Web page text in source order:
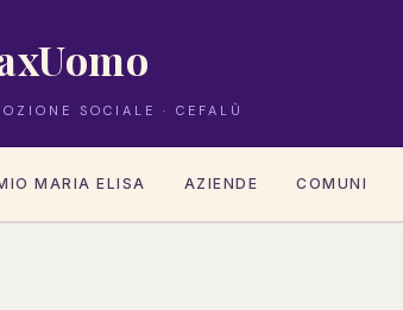
SOCIALE · CEFALÙ
MARIA ELISA AZIENDE COMUNI